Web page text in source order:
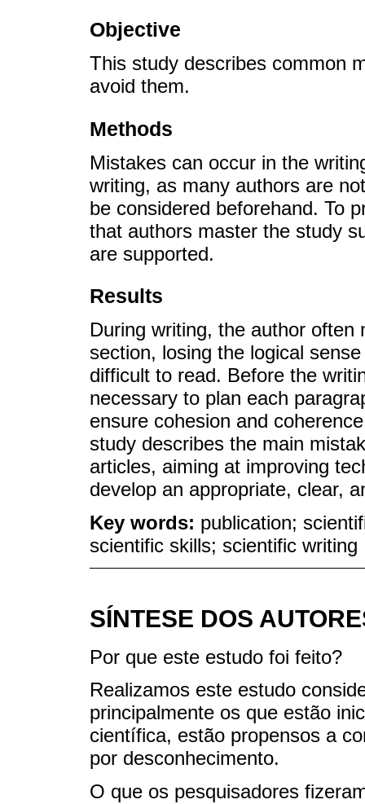
Objective
This study describes common
avoid them.
Methods
Mistakes can occur in the
writing, as many authors are
be considered beforehand. To
that authors master the study
are supported.
Results
During writing, the author
section, losing the logical
difficult to read. Before the
necessary to plan each
ensure cohesion and
study describes the main
articles, aiming at improving
develop an appropriate, clear,
Key words: publication;
scientific skills; scientific writing
SÍNTESE DOS
Por que este estudo foi feito?
Realizamos este estudo
principalmente os que estão
científica, estão propensos a
por desconhecimento.
O que os pesquisadores